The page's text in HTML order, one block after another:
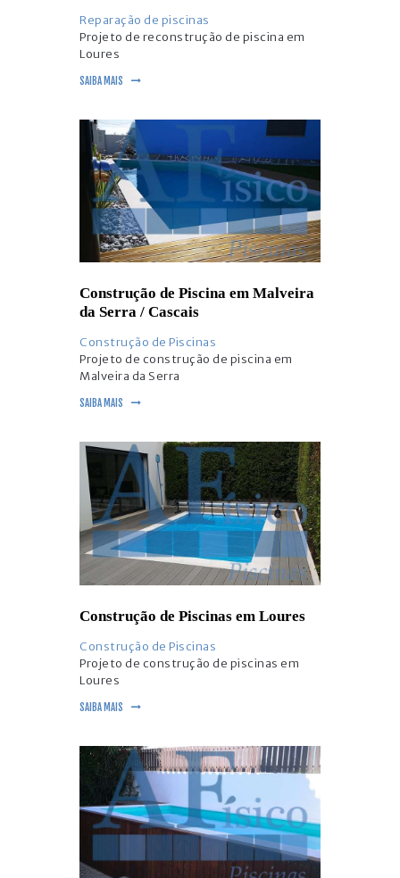
Reparação de piscinas
Projeto de reconstrução de piscina em
Loures
SAIBA MAIS
Construção de Piscina em Malveira
da Serra / Cascais
Construção de Piscinas
Projeto de construção de piscina em
Malveira da Serra
SAIBA MAIS
Construção de Piscinas em Loures
Construção de Piscinas
Projeto de construção de piscinas em
Loures
SAIBA MAIS